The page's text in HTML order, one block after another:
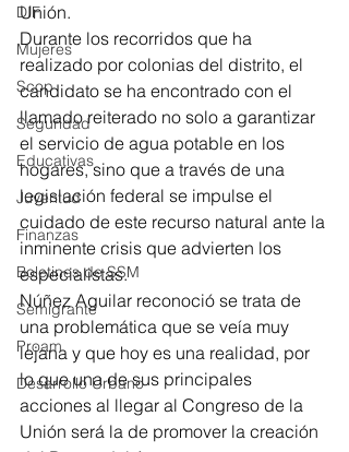
DIF
Mujeres
Scop
Seguridad
Educativas
Juventud
Finanzas
Boletines de SSM
Semigrante
Proam
Desarrollo Urbano
Unión.
Durante los recorridos que ha
realizado por colonias del distrito, el
candidato se ha encontrado con el
llamado reiterado no solo a garantizar
el servicio de agua potable en los
hogares, sino que a través de una
legislación federal se impulse el
cuidado de este recurso natural ante la
inminente crisis que advierten los
especialistas.
Núñez Aguilar reconoció se trata de
una problemática que se veía muy
lejana y que hoy es una realidad, por
lo que una de sus principales
acciones al llegar al Congreso de la
Unión será la de promover la creación